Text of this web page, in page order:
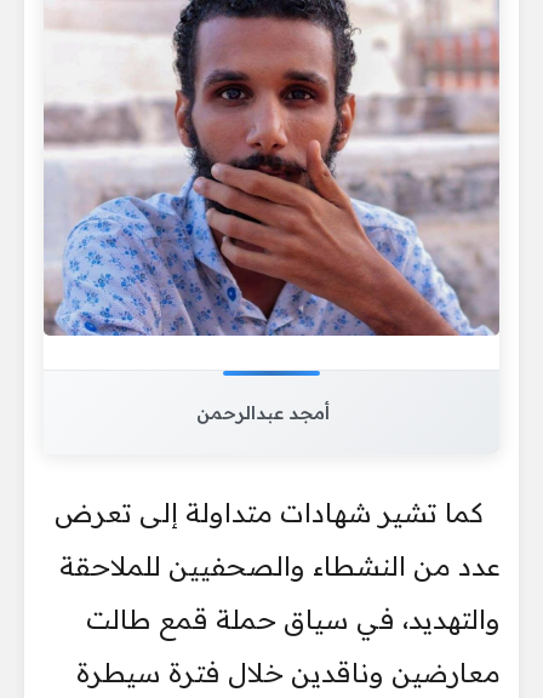
أمجد عبدالرحمن
كما تشير شهادات متداولة إلى تعرض
عدد من النشطاء والصحفيين للملاحقة
والتهديد، في سياق حملة قمع طالت
معارضين وناقدين خلال فترة سيطرة